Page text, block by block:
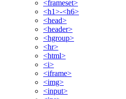
<frameset>
<h1>-<h6>
<head>
<header>
<hgroup>
<hr>
<html>
<i>
<iframe>
<img>
<input>